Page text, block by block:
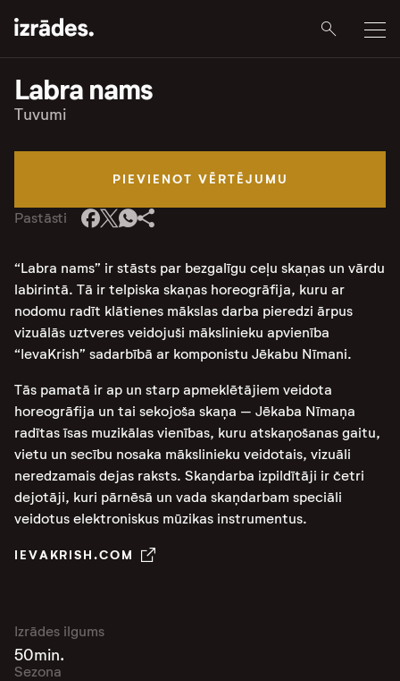
Labra nams
Tuvumi
PIEVIENOT VĒRTĒJUMU
Pastāsti
“Labra nams” ir stāsts par bezgalīgu ceļu skaņas un vārdu
labirintā. Tā ir telpiska skaņas horeogrāfija, kuru ar
nodomu radīt klātienes mākslas darba pieredzi ārpus
vizuālās uztveres veidojuši mākslinieku apvienība
“IevaKrish” sadarbībā ar komponistu Jēkabu Nīmani.
Tās pamatā ir ap un starp apmeklētājiem veidota
horeogrāfija un tai sekojoša skaņa – Jēkaba Nīmaņa
radītas īsas muzikālas vienības, kuru atskaņošanas gaitu,
vietu un secību nosaka mākslinieku veidotais, vizuāli
neredzamais dejas raksts. Skaņdarba izpildītāji ir četri
dejotāji, kuri pārnēsā un vada skaņdarbam speciāli
veidotus elektroniskus mūzikas instrumentus.
IEVAKRISH.COM
Izrādes ilgums
50min.
Sezona